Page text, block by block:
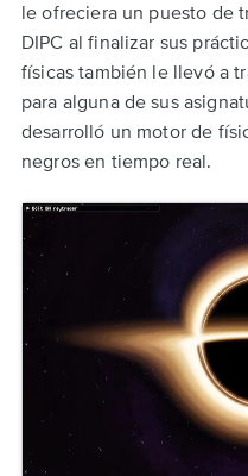
le ofreciera un puesto de
DIPC al finalizar sus
físicas también le llevó a
para alguna de sus
desarrolló un motor de
negros en tiempo real.